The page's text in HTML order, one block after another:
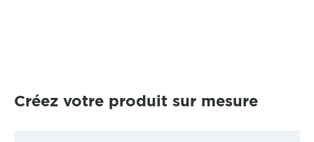
Créez votre produit sur mesure